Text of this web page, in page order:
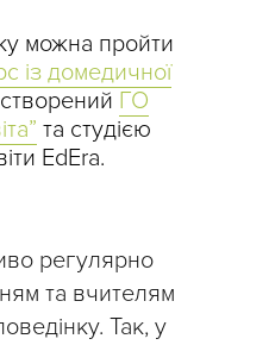
можна пройти
із домедичної
ГО
та студією
EdEra.
регулярно
та вчителям
Так, у